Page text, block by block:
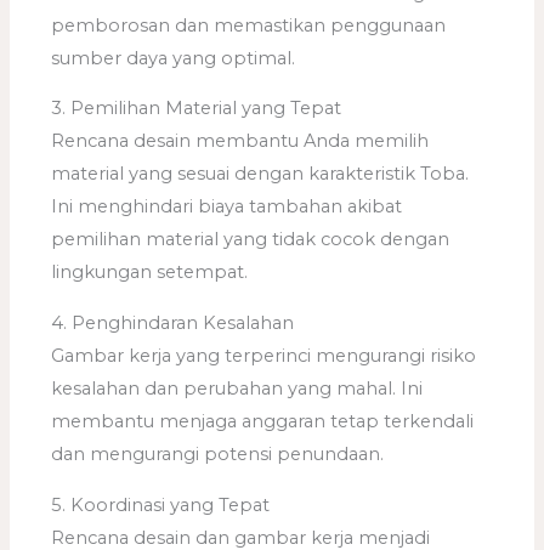
pemborosan dan memastikan penggunaan
sumber daya yang optimal.
3. Pemilihan Material yang Tepat
Rencana desain membantu Anda memilih
material yang sesuai dengan karakteristik Toba.
Ini menghindari biaya tambahan akibat
pemilihan material yang tidak cocok dengan
lingkungan setempat.
4. Penghindaran Kesalahan
Gambar kerja yang terperinci mengurangi risiko
kesalahan dan perubahan yang mahal. Ini
membantu menjaga anggaran tetap terkendali
dan mengurangi potensi penundaan.
5. Koordinasi yang Tepat
Rencana desain dan gambar kerja menjadi